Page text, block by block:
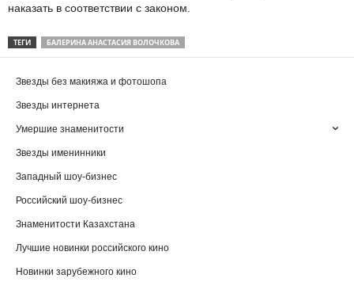
наказать в соответствии с законом.
ТЕГИ БАЛЕРИНА АНАСТАСИЯ ВОЛОЧКОВА
Звезды без макияжа и фотошопа
Звезды интернета
Умершие знаменитости
Звезды именинники
Западный шоу-бизнес
Российский шоу-бизнес
Знаменитости Казахстана
Лучшие новинки российского кино
Новинки зарубежного кино